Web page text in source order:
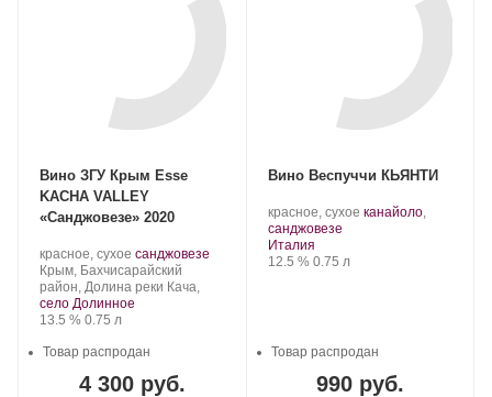
Вино ЗГУ Крым Esse
KACHA VALLEY
«Санджовезе» 2020
Производитель:
Сатера/ESSE.
красное, сухое .
Сорт
винограда:
санджовезе
Регион:
Крым, Бахчисарайский
район, Долина реки Кача,
село Долинное
Крепость
13.5 %. Объем
0.75 л
4 300 руб.
Товар распродан
Вино Веспуччи КЬЯНТИ
красное, сухое .канайоло,
санджовезе.
Регион:
Италия
Крепость
12.5 %. Объем
0.75 л
990 руб.
Товар распродан